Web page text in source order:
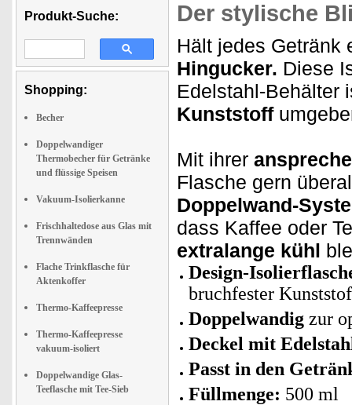
Produkt-Suche:
Shopping:
Becher
Doppelwandiger
Thermobecher für Getränke
und flüssige Speisen
Vakuum-Isolierkanne
Frischhaltedose aus Glas mit
Trennwänden
Flache Trinkflasche für
Aktenkoffer
Thermo-Kaffeepresse
Thermo-Kaffeepresse
vakuum-isoliert
Doppelwandige Glas-
Teeflasche mit Tee-Sieb
Der stylische
Hält jedes Getränk
Hingucker. Diese
Edelstahl-Behälter
Kunststoff
Mit ihrer
Flasche gern
Doppelwand-
dass Kaffee oder
extralange kühl
Design-
bruchfester
Doppelwandig zur
Deckel mit
Passt in den
Füllmenge: 500 ml